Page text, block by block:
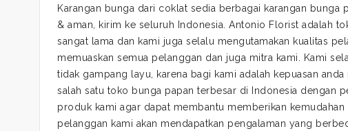
Karangan bunga dari coklat sedia berbagai karangan
& aman, kirim ke seluruh Indonesia. Antonio Florist adalah
sangat lama dan kami juga selalu mengutamakan kualitas
memuaskan semua pelanggan dan juga mitra kami. Kami
tidak gampang layu, karena bagi kami adalah kepuasan
salah satu toko bunga papan terbesar di Indonesia dengan
produk kami agar dapat membantu memberikan
pelanggan kami akan mendapatkan pengalaman yang